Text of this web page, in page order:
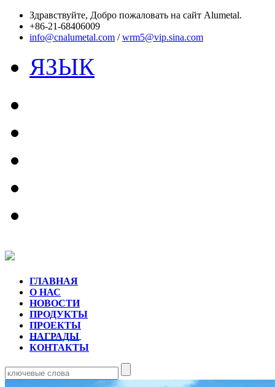
Здравствуйте, Добро пожаловать на сайт Alumetal.
+86-21-68406009
info@cnalumetal.com /wrm5@vip.sina.com
ЯЗЫК
ГЛАВНАЯ
О НАС
НОВОСТИ
ПРОДУКТЫ
ПРОЕКТЫ
НАГРАДЫ
КОНТАКТЫ